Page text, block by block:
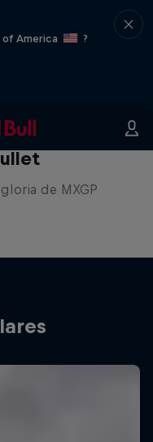
America
?
de MXGP